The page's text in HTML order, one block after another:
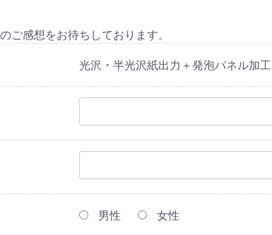
ご感想をお待ちしております。
光沢・半光沢紙出力＋発泡パネル加工
男性 女性